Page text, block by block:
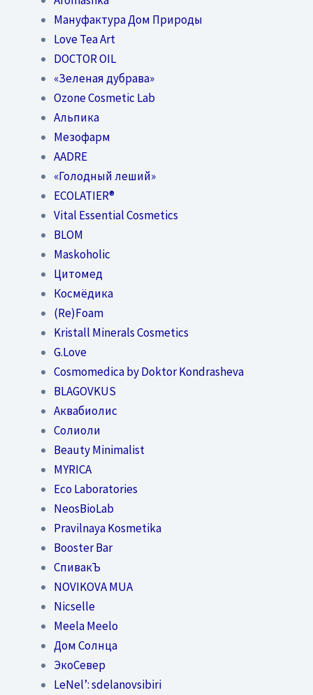
Мануфактура Дом Природы
Love Tea Art
DOCTOR OIL
«Зеленая дубрава»
Ozone Cosmetic Lab
Альпика
Мезофарм
AADRE
«Голодный леший»
EСОLATIER®
Vital Essential Cosmetics
BLOM
Maskoholic
Цитомед
Космёдика
(Re)Foam
Kristall Minerals Cosmetics
G.Love
Cosmomedica by Doktor Kondrasheva
BLAGOVKUS
Аквабиолис
Солиоли
Beauty Minimalist
MYRICA
Eco Laboratories
NeosBioLab
Pravilnaya Kosmetika
Booster Bar
СпивакЪ
NOVIKOVA MUA
Nicselle
Meela Meelo
Дом Солнца
ЭкоСевер
LeNel’: sdelanovsibiri